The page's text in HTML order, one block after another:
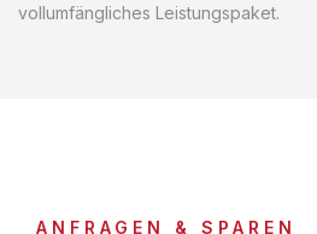
vollumfängliches Leistungspaket.
ANFRAGEN & SPAREN